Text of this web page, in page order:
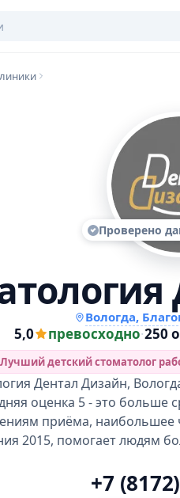
Проверено
Вологда,
5,0 превосходно·250
Лучший детский стоматолог
Дентал Дизайн,
оценка 5 - это больше
приёма, наибольшее
2015, помогает людям
+7